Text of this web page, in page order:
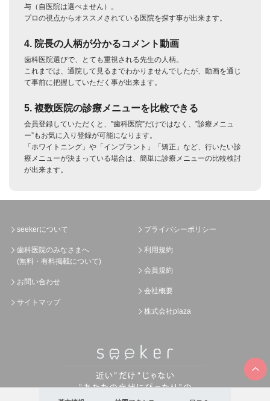
与（自医院は選べません）。
プロの視点からオススメされている医院を探す事が出来ます。
4. 院長の人柄が分かるコメント動画
歯科医院選びで、とても重視される先生の人柄。
これまでは、通院して見るまでわかりませんでしたが、動画を通じ
て事前に把握していただく事が出来ます。
5. 複数医院の診療メニューを比較できる
会員登録していただくと、”歯科医院”だけではなく、”診療メニュ
ー”もお気に入り登録が可能になります。
「ホワイトニング」や「インプラント」「矯正」など、行いたい診
療メニューが決まっている場合は、簡単に診療メニューの比較検討
が出来ます。
seekerについて
歯科医院のみなさまへ
(無料・有料掲載について)
お問い合わせ
サイトマップ
プライバシーポリシー
利用規約
会員規約
会社概要
株式会社plaza